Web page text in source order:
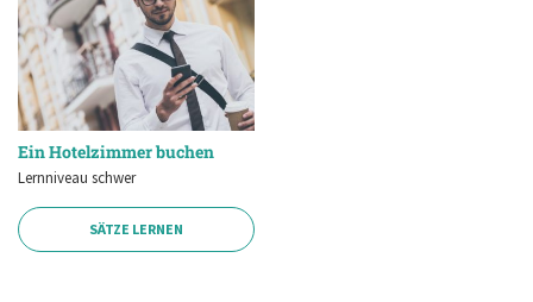
Ein Hotelzimmer buchen
Lernniveau schwer
SÄTZE LERNEN